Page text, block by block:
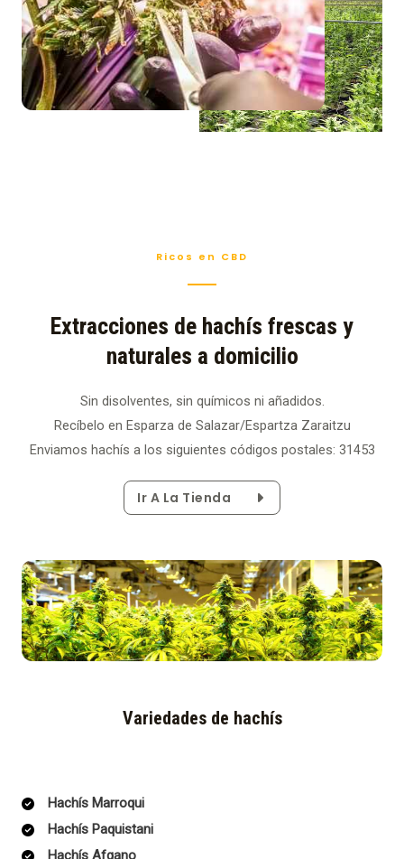
Ricos en CBD
Extracciones de hachís frescas y
naturales a domicilio
Sin disolventes, sin químicos ni añadidos.
Recíbelo en Esparza de Salazar/Espartza Zaraitzu
Enviamos hachís a los siguientes códigos postales: 31453
Ir A La Tienda
Variedades de hachís
Hachís Marroqui
Hachís Paquistani